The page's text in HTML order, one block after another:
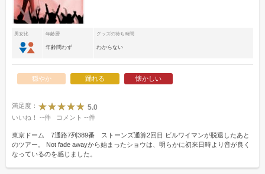
男女比 年齢層 グッズの待ち時間
年齢問わず わからない
穏やか 踊れる 懐かしい
満足度： 5.0
いいね！ --件 コメント --件
東京ドーム 7通路7列389番 ストーンズ通算2回目 ビルワイマンが脱退したあと
のツアー。 Not fade awayから始まったショウは、明らかに初来日時より音が良く
なっているのを感じました。